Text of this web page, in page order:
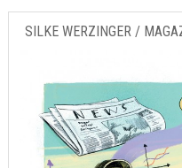
SILKE WERZINGER /